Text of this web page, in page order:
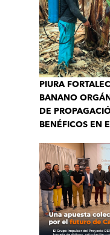
PIURA
BANANO
DE
BENÉFICOS EN